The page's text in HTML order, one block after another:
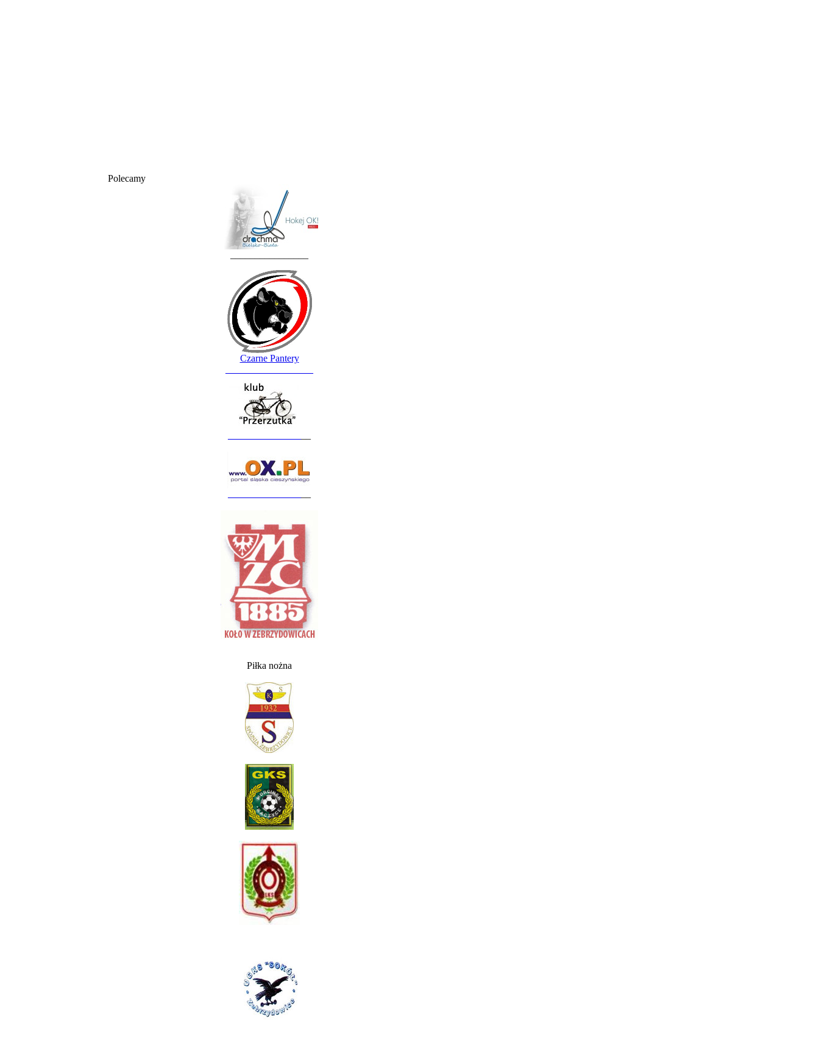
Polecamy
Czarne Pantery
Piłka nożna